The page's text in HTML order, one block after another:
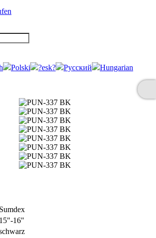
Polski ?esk? Русский
Hungarian
Sumdex
15"-16"